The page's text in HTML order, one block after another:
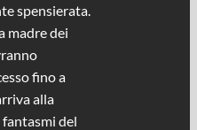
spensierata.
madre dei
fino a
alla
fantasmi del